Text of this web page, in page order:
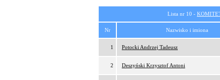
Lista nr 10 -
Nr Nazwisko i imiona
1 Potocki Andrzej Tadeusz
2 Deszyński Krzysztof Antoni